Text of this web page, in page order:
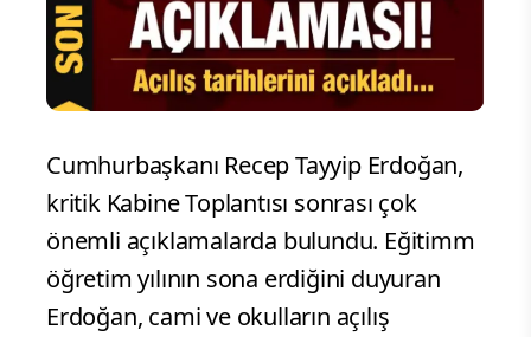
Cumhurbaşkanı Recep Tayyip Erdoğan,
kritik Kabine Toplantısı sonrası çok
önemli açıklamalarda bulundu. Eğitimm
öğretim yılının sona erdiğini duyuran
Erdoğan, cami ve okulların açılış